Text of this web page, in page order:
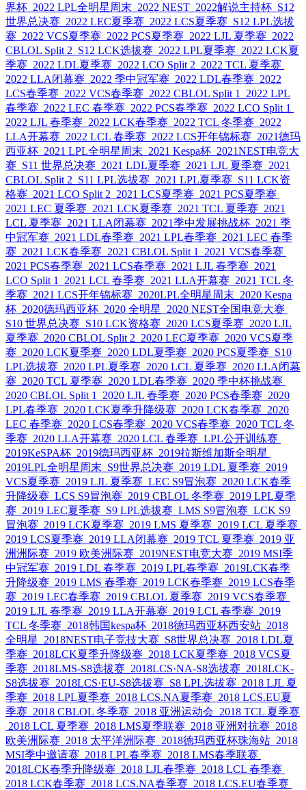
界杯 2022 LPL全明星周末 2022 NEST 2022解说主持杯 S12
世界总决赛 2022 LEC夏季赛 2022 LCS夏季赛 S12 LPL选拔
赛 2022 VCS夏季赛 2022 PCS夏季赛 2022 LJL 夏季赛 2022
CBLOL Split 2 S12 LCK选拔赛 2022 LPL夏季赛 2022 LCK夏
季赛 2022 LDL夏季赛 2022 LCO Split 2 2022 TCL 夏季赛
2022 LLA闭幕赛 2022 季中冠军赛 2022 LDL春季赛 2022
LCS春季赛 2022 VCS春季赛 2022 CBLOL Split 1
2022 LPL
春季赛 2022 LEC 春季赛 2022 PCS春季赛 2022 LCO Split 1
2022 LJL 春季赛 2022 LCK春季赛 2022 TCL 冬季赛 2022
LLA开幕赛 2022 LCL 春季赛 2022 LCS开年锦标赛 2021德玛
西亚杯 2021 LPL全明星周末 2021 Kespa杯 2021NEST电竞大
赛 S11 世界总决赛 2021 LDL夏季赛 2021 LJL 夏季赛 2021
CBLOL Split 2 S11 LPL选拔赛 2021 LPL夏季赛 S11 LCK资
格赛 2021 LCO Split 2 2021 LCS夏季赛 2021 PCS夏季赛
2021 LEC 夏季赛 2021 LCK夏季赛 2021 TCL 夏季赛 2021
LCL 夏季赛 2021 LLA闭幕赛 2021季中发展挑战杯 2021 季
中冠军赛 2021 LDL春季赛 2021 LPL春季赛 2021 LEC 春季
赛 2021 LCK春季赛 2021 CBLOL Split 1
2021 VCS春季赛
2021 PCS春季赛 2021 LCS春季赛 2021 LJL 春季赛 2021
LCO Split 1
2021 LCL 春季赛 2021 LLA开幕赛 2021 TCL 冬
季赛 2021 LCS开年锦标赛 2020LPL全明星周末 2020 Kespa
杯 2020德玛西亚杯 2020 全明星
2020 NEST全国电竞大赛
S10 世界总决赛 S10 LCK资格赛 2020 LCS夏季赛 2020 LJL
夏季赛 2020 CBLOL Split 2 2020 LEC夏季赛 2020 VCS夏季
赛 2020 LCK夏季赛 2020 LDL夏季赛 2020 PCS夏季赛 S10
LPL选拔赛 2020 LPL夏季赛 2020 LCL 夏季赛 2020 LLA闭幕
赛 2020 TCL 夏季赛 2020 LDL春季赛 2020 季中杯挑战赛
2020 CBLOL Split 1
2020 LJL 春季赛 2020 PCS春季赛 2020
LPL春季赛 2020 LCK夏季升降级赛 2020 LCK春季赛 2020
LEC 春季赛 2020 LCS春季赛 2020 VCS春季赛 2020 TCL 冬
季赛 2020 LLA开幕赛 2020 LCL 春季赛 LPL公开训练赛
2019KeSPA杯 2019德玛西亚杯 2019拉斯维加斯全明星
2019LPL全明星周末 S9世界总决赛 2019 LDL 夏季赛 2019
VCS夏季赛 2019 LJL 夏季赛 LEC S9冒泡赛 2020 LCK春季
升降级赛 LCS S9冒泡赛 2019 CBLOL 冬季赛 2019 LPL夏季
赛 2019 LEC夏季赛 S9 LPL选拔赛 LMS S9冒泡赛 LCK S9
冒泡赛 2019 LCK夏季赛 2019 LMS 夏季赛 2019 LCL 夏季赛
2019 LCS夏季赛 2019 LLA闭幕赛 2019 TCL 夏季赛 2019 亚
洲洲际赛 2019 欧美洲际赛 2019NEST电竞大赛 2019 MSI季
中冠军赛 2019 LDL 春季赛 2019 LPL春季赛 2019LCK春季
升降级赛 2019 LMS 春季赛 2019 LCK春季赛 2019 LCS春季
赛 2019 LEC春季赛 2019 CBLOL 夏季赛 2019 VCS春季赛
2019 LJL 春季赛 2019 LLA开幕赛 2019 LCL 春季赛 2019
TCL 冬季赛 2018韩国kespa杯 2018德玛西亚杯西安站 2018
全明星
2018NEST电子竞技大赛 S8世界总决赛 2018 LDL夏
季赛 2018LCK夏季升降级赛 2018 LCK夏季赛 2018 VCS夏
季赛 2018LMS-S8选拔赛 2018LCS·NA-S8选拔赛 2018LCK-
S8选拔赛 2018LCS·EU-S8选拔赛 S8 LPL选拔赛 2018 LJL 夏
季赛 2018 LPL夏季赛 2018 LCS.NA夏季赛 2018 LCS.EU夏
季赛 2018 CBLOL 冬季赛 2018 亚洲运动会 2018 TCL 夏季赛
2018 LCL 夏季赛 2018 LMS夏季联赛 2018 亚洲对抗赛 2018
欧美洲际赛 2018 太平洋洲际赛 2018德玛西亚杯珠海站 2018
MSI季中邀请赛 2018 LPL春季赛 2018 LMS春季联赛
2018LCK春季升降级赛 2018 LJL春季赛 2018 LCL 春季赛
2018 LCK春季赛 2018 LCS.NA春季赛 2018 LCS.EU春季赛